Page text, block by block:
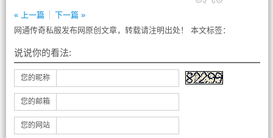
« 上一篇
下一篇 »
网通传奇私服发布网原创文章，转载请注明出处！ 本文标签：
说说你的看法:
您的昵称
您的邮箱
您的网站